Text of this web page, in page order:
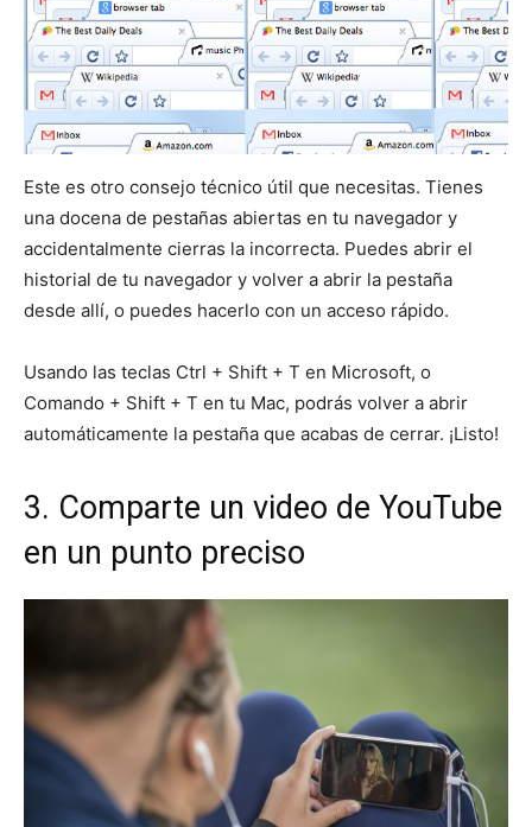
Este es otro consejo técnico útil que necesitas. Tienes
una docena de pestañas abiertas en tu navegador y
accidentalmente cierras la incorrecta. Puedes abrir el
historial de tu navegador y volver a abrir la pestaña
desde allí, o puedes hacerlo con un acceso rápido.
Usando las teclas Ctrl + Shift + T en Microsoft, o
Comando + Shift + T en tu Mac, podrás volver a abrir
automáticamente la pestaña que acabas de cerrar. ¡Listo!
3. Comparte un video de YouTube
en un punto preciso